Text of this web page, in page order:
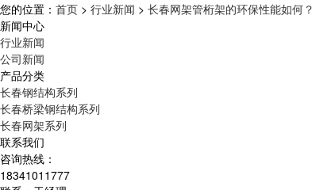
您的位置： 首页 > 行业新闻 > 长春网架管桁架的环保性能如何？
新闻中心
行业新闻
公司新闻
产品分类
长春钢结构系列
长春桥梁钢结构系列
长春网架系列
联系我们
咨询热线：
18341011777